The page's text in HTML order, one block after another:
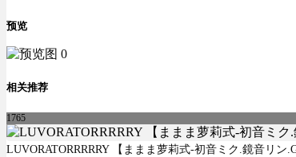
预览
相关推荐
1765
LUVORATORRRRRY 【ままま萝莉式-初音ミク.鏡音リン